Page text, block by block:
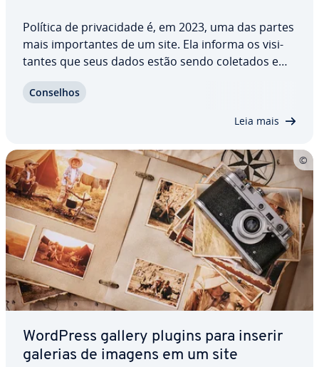
Política de pri­va­ci­dade é, em 2023, uma das partes
mais im­por­tan­tes de um site. Ela informa os vi­si­
tan­tes que seus dados estão sendo coletados e
dade tem que estar de acordo com a LGPD. Sites
Conselhos
Leia mais
WordPress gallery plugins para inserir
galerias de imagens em um site